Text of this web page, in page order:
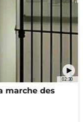
02:30
marche des